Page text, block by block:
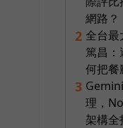
網路？
2 全台最
篤昌：
何把餐
3
理，
架構全